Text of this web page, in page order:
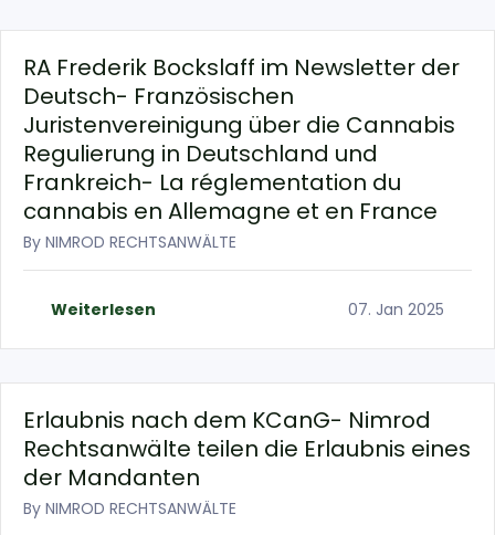
RA Frederik Bockslaff im Newsletter der
Deutsch- Französischen
Juristenvereinigung über die Cannabis
Regulierung in Deutschland und
Frankreich- La réglementation du
cannabis en Allemagne et en France
By NIMROD RECHTSANWÄLTE
Weiterlesen 07. Jan 2025
Erlaubnis nach dem KCanG- Nimrod
Rechtsanwälte teilen die Erlaubnis eines
der Mandanten
By NIMROD RECHTSANWÄLTE